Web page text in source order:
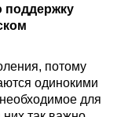
поддержку
потому
одинокими
для